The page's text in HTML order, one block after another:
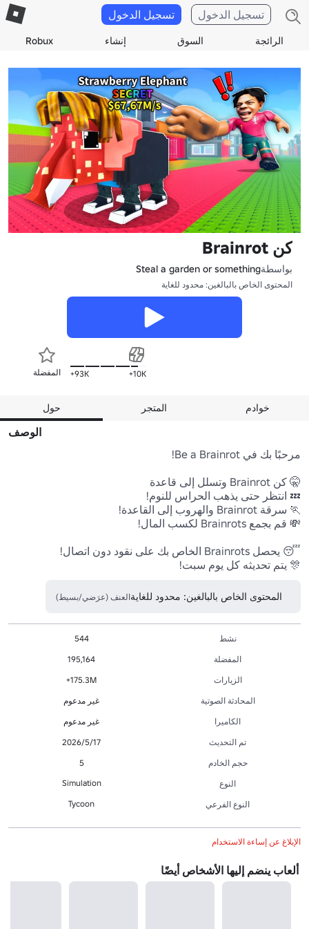
الرائجة السوق إنشاء Robux
تسجيل الدخول تسجيل الدخول
كن Brainrot
بواسطةSteal a garden or something
المحتوى الخاص بالبالغين: محدود للغاية
المفضلة 93K+ 10K+
حول المتجر خوادم
الوصف
🎊 يتم تحديثه كل يوم سبت!
المحتوى الخاص بالبالغين: محدود للغايةالعنف (عرَضي/بسيط)
نشط
544
المفضلة
195,164
الزيارات
175.3M+
المحادثة الصوتية
غير مدعوم
الكاميرا
غير مدعوم
تم التحديث
17‏/5‏/2026
حجم الخادم
5
النوع
Simulation
النوع الفرعي Tycoon
الإبلاغ عن إساءة الاستخدام
ألعاب ينضم إليها الأشخاص أيضًا